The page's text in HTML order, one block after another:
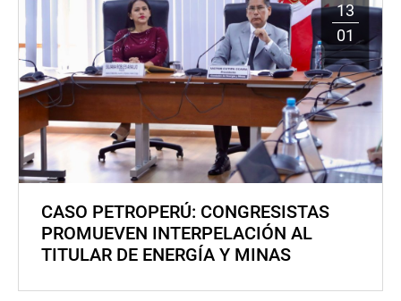
13
01
CASO PETROPERÚ: CONGRESISTAS
PROMUEVEN INTERPELACIÓN AL
TITULAR DE ENERGÍA Y MINAS